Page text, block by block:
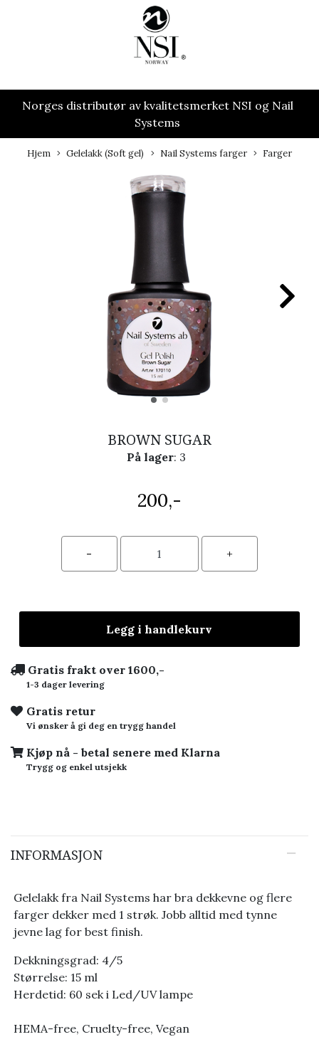
Norges distributør av kvalitetsmerket NSI og Nail
Systems
Hjem Gelelakk (Soft gel) Nail Systems farger Farger
BROWN SUGAR
På lager: 3
200,-
Legg i handlekurv
Gratis frakt over 1600,-
1-3 dager levering
Gratis retur
Vi ønsker å gi deg en trygg handel
Kjøp nå - betal senere med Klarna
Trygg og enkel utsjekk
INFORMASJON
Gelelakk fra Nail Systems har bra dekkevne og flere
farger dekker med 1 strøk. Jobb alltid med tynne
jevne lag for best finish.
Dekkningsgrad: 4/5
Størrelse: 15 ml
Herdetid: 60 sek i Led/UV lampe
HEMA-free, Cruelty-free, Vegan